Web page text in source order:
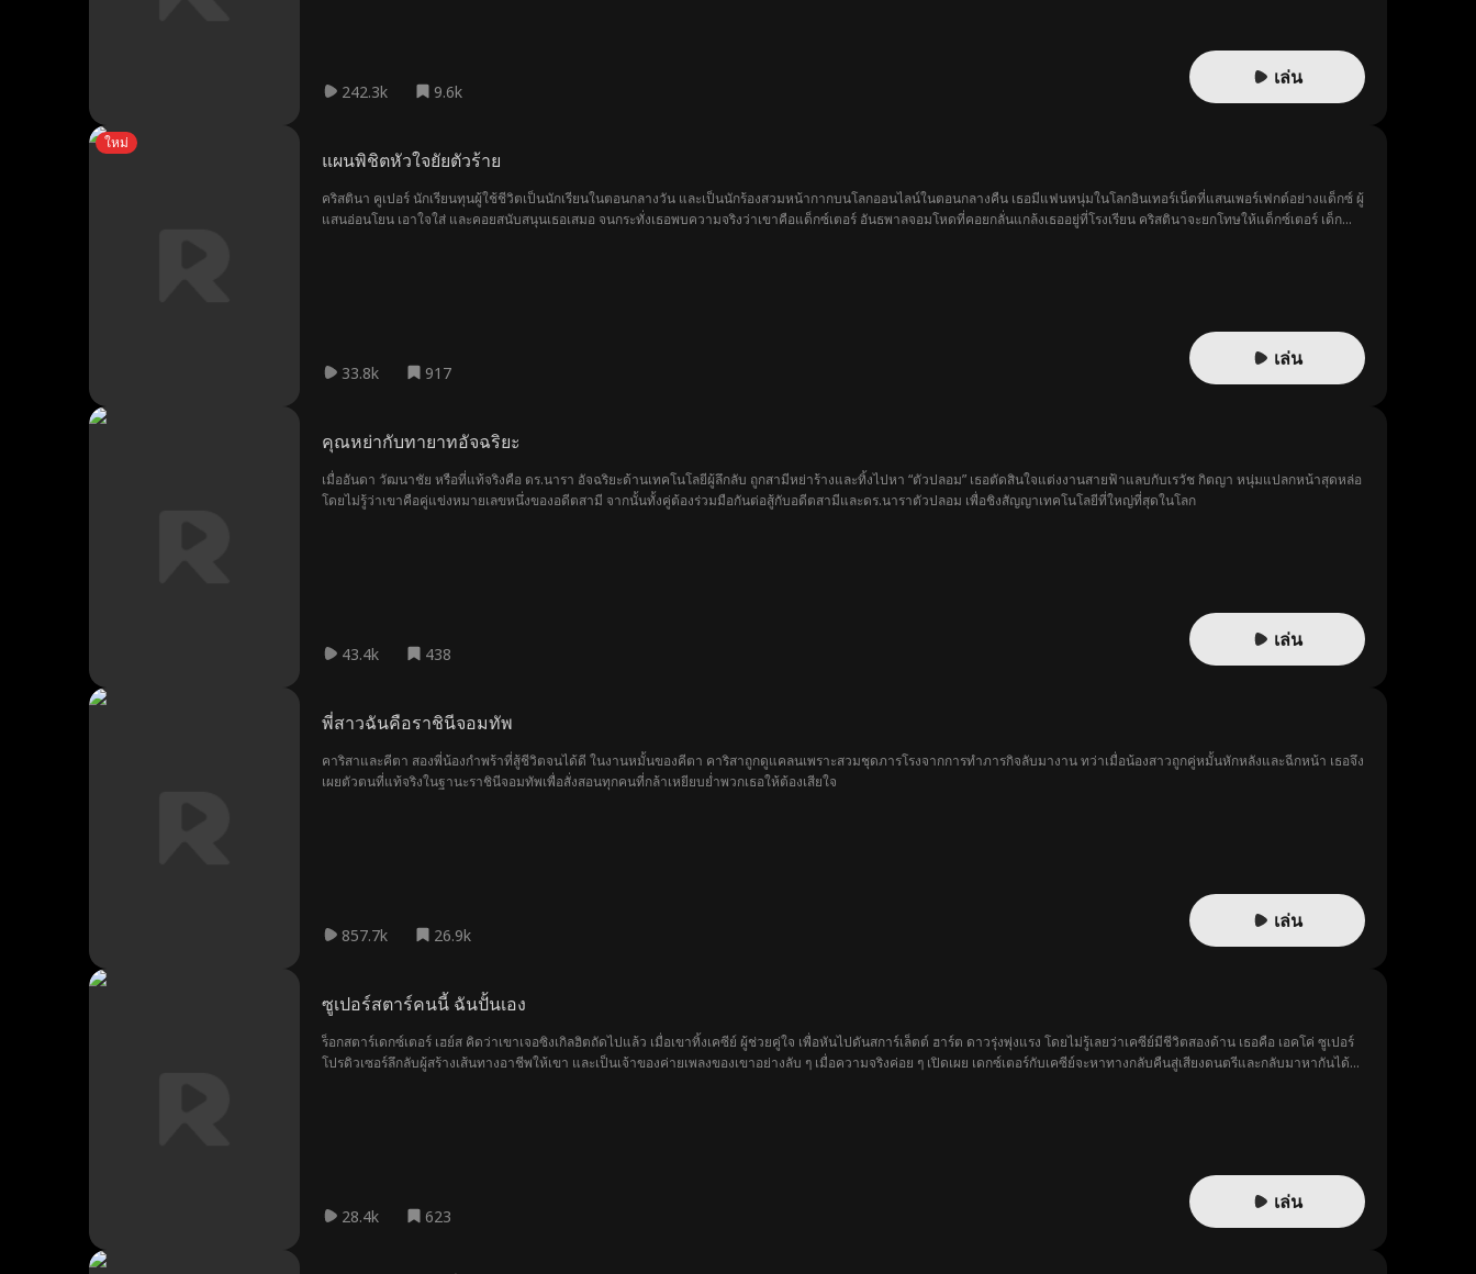
242.3k 9.6k
เล่น
ใหม่
แผนพิชิตหัวใจยัยตัวร้าย
คริสตินา คูเปอร์ นักเรียนทุนผู้ใช้ชีวิตเป็นนักเรียนในตอนกลางวัน และเป็นนักร้องสวมหน้ากากบนโลกออนไลน์ในตอนกลางคืน เธอมีแฟนหนุ่มในโลกอินเทอร์เน็ตที่แสนเพอร์เฟกต์อย่างแด็กซ์ ผู้
แสนอ่อนโยน เอาใจใส่ และคอยสนับสนุนเธอเสมอ จนกระทั่งเธอพบความจริงว่าเขาคือแด็กซ์เตอร์ อันธพาลจอมโหดที่คอยกลั่นแกล้งเธออยู่ที่โรงเรียน คริสตินาจะยกโทษให้แด็กซ์เตอร์ เด็ก
33.8k 917
เล่น
คุณหย่ากับทายาทอัจฉริยะ
เมื่ออันดา วัฒนาชัย หรือที่แท้จริงคือ ดร.นารา อัจฉริยะด้านเทคโนโลยีผู้ลึกลับ ถูกสามีหย่าร้างและทิ้งไปหา “ตัวปลอม” เธอตัดสินใจแต่งงานสายฟ้าแลบกับเรวัช กิตญา หนุ่มแปลกหน้าสุดหล่อ
โดยไม่รู้ว่าเขาคือคู่แข่งหมายเลขหนึ่งของอดีตสามี จากนั้นทั้งคู่ต้องร่วมมือกันต่อสู้กับอดีตสามีและดร.นาราตัวปลอม เพื่อชิงสัญญาเทคโนโลยีที่ใหญ่ที่สุดในโลก
43.4k 438
เล่น
พี่สาวฉันคือราชินีจอมทัพ
คาริสาและคีตา สองพี่น้องกำพร้าที่สู้ชีวิตจนได้ดี ในงานหมั้นของคีตา คาริสาถูกดูแคลนเพราะสวมชุดภารโรงจากการทำภารกิจลับมางาน ทว่าเมื่อน้องสาวถูกคู่หมั้นหักหลังและฉีกหน้า เธอจึง
เผยตัวตนที่แท้จริงในฐานะราชินีจอมทัพเพื่อสั่งสอนทุกคนที่กล้าเหยียบย่ำพวกเธอให้ต้องเสียใจ
857.7k 26.9k
เล่น
ซูเปอร์สตาร์คนนี้ ฉันปั้นเอง
ร็อกสตาร์เดกซ์เตอร์ เฮย์ส คิดว่าเขาเจอซิงเกิลฮิตถัดไปแล้ว เมื่อเขาทิ้งเคซีย์ ผู้ช่วยคู่ใจ เพื่อหันไปดันสการ์เล็ตต์ ฮาร์ต ดาวรุ่งพุ่งแรง โดยไม่รู้เลยว่าเคซีย์มีชีวิตสองด้าน เธอคือ เอคโค่ ซูเปอร์
โปรดิวเซอร์ลึกลับผู้สร้างเส้นทางอาชีพให้เขา และเป็นเจ้าของค่ายเพลงของเขาอย่างลับ ๆ เมื่อความจริงค่อย ๆ เปิดเผย เดกซ์เตอร์กับเคซีย์จะหาทางกลับคืนสู่เสียงดนตรีและกลับมาหากันได้
28.4k 623
เล่น